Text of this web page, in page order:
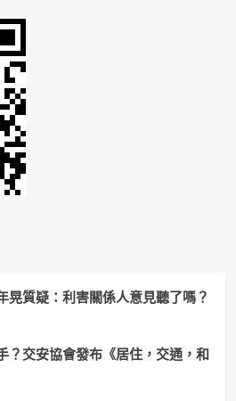
質疑：利害關係人意見聽了嗎？
？交安協會發布《居住，交通，和